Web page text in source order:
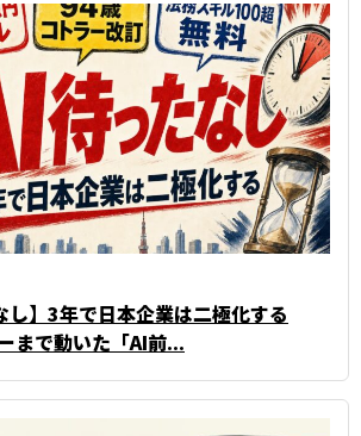
し】3年で日本企業は二極化する
で動いた「AI前...